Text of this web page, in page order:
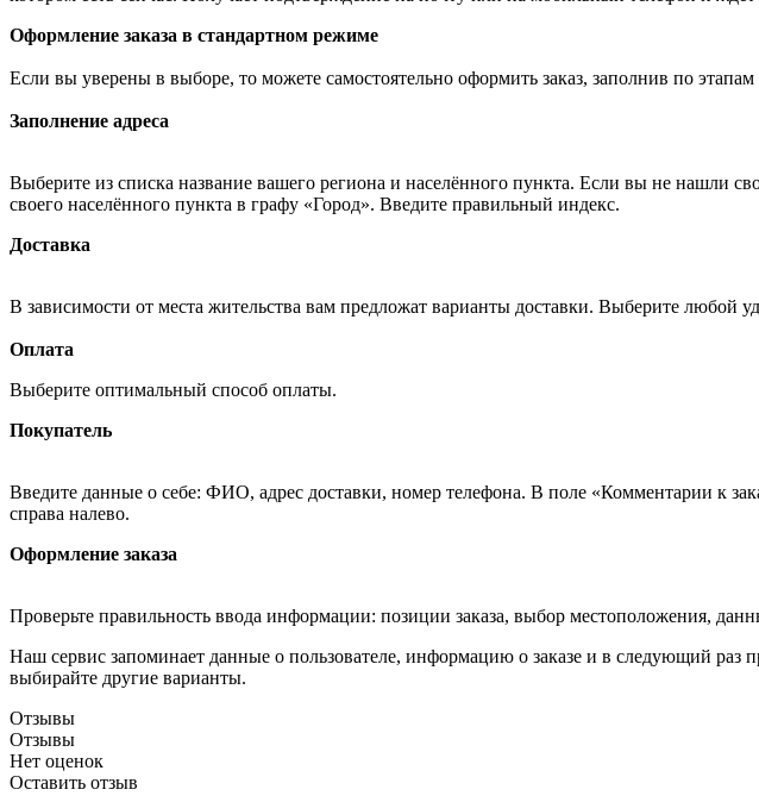
Оформление заказа в стандартном режиме
Если вы уверены в выборе, то можете самостоятельно оформить заказ, заполнив по
Заполнение адреса
Выберите из списка название вашего региона и населённого пункта. Если вы не нашли
своего населённого пункта в графу «Город». Введите правильный индекс.
Доставка
В зависимости от места жительства вам предложат варианты доставки. Выберите любой
Оплата
Выберите оптимальный способ оплаты.
Покупатель
Введите данные о себе: ФИО, адрес доставки, номер телефона. В поле «Комментарии к
справа налево.
Оформление заказа
Проверьте правильность ввода информации: позиции заказа, выбор местоположения,
Наш сервис запоминает данные о пользователе, информацию о заказе и в следующий раз
выбирайте другие варианты.
Отзывы
Отзывы
Нет оценок
Оставить отзыв